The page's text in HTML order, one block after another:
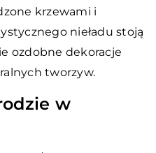
krzewami i
nieładu stoją
ozdobne dekoracje
tworzyw.
w